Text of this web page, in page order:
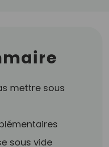
mettre sous
sous vide